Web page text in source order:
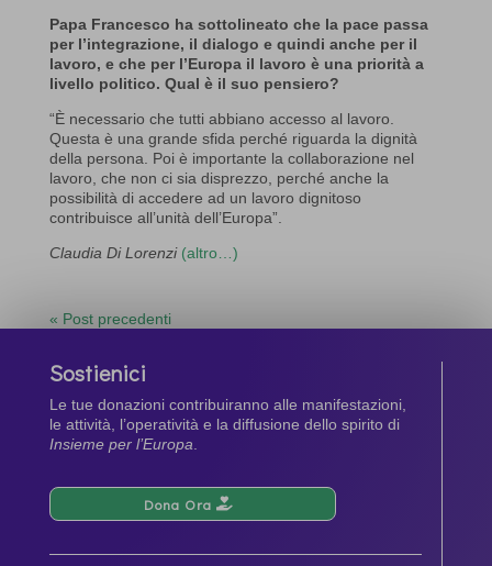
Papa Francesco ha sottolineato che la pace passa
per l’integrazione, il dialogo e quindi anche per il
lavoro, e che per l’Europa il lavoro è una priorità a
livello politico. Qual è il suo pensiero?
“È necessario che tutti abbiano accesso al lavoro.
Questa è una grande sfida perché riguarda la dignità
della persona. Poi è importante la collaborazione nel
lavoro, che non ci sia disprezzo, perché anche la
possibilità di accedere ad un lavoro dignitoso
contribuisce all’unità dell’Europa”.
Claudia Di Lorenzi (altro…)
« Post precedenti
Sostienici
Le tue donazioni contribuiranno alle manifestazioni,
le attività, l’operatività e la diffusione dello spirito di
Insieme per l’Europa.
Dona Ora